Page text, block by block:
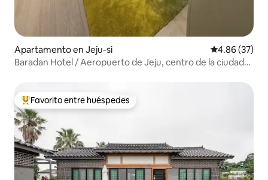
Apartamento en Jeju-si Calificación
4.86 (37)
Baradan Hotel / Aeropuerto de Jeju, centro de la ciudad
Favorito entre huéspedes preferido
Favorito entre huéspedes